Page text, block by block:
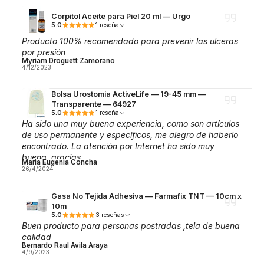
Corpitol Aceite para Piel 20 ml — Urgo
5.0 1 reseña
Producto 100% recomendado para prevenir las ulceras
por presión
Myriam Droguett Zamorano
4/12/2023
Bolsa Urostomia ActiveLife — 19-45 mm —
Transparente — 64927
5.0 1 reseña
Ha sido una muy buena experiencia, como son artículos
de uso permanente y específicos, me alegro de haberlo
encontrado. La atención por Internet ha sido muy
buena, gracias.
Maria Eugenia Concha
26/4/2024
Gasa No Tejida Adhesiva — Farmafix TNT — 10cm x
10m
5.0 3 reseñas
Buen producto para personas postradas ,tela de buena
calidad
Bernardo Raul Avila Araya
4/9/2023